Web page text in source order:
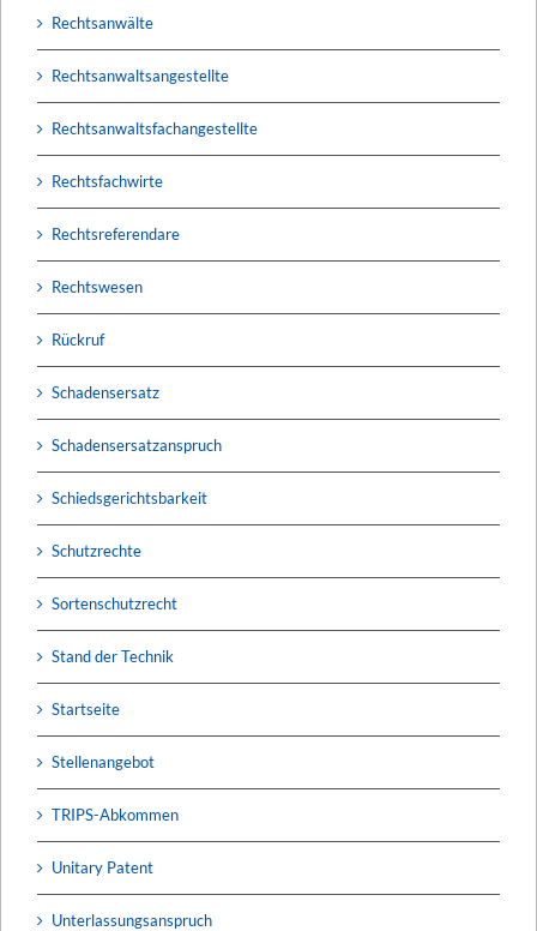
Rechtsanwälte
Rechtsanwaltsangestellte
Rechtsanwaltsfachangestellte
Rechtsfachwirte
Rechtsreferendare
Rechtswesen
Rückruf
Schadensersatz
Schadensersatzanspruch
Schiedsgerichtsbarkeit
Schutzrechte
Sortenschutzrecht
Stand der Technik
Startseite
Stellenangebot
TRIPS-Abkommen
Unitary Patent
Unterlassungsanspruch